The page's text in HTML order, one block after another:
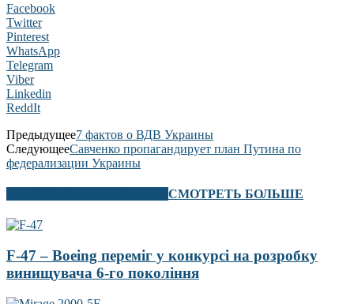
Facebook
Twitter
Pinterest
WhatsApp
Telegram
Viber
Linkedin
ReddIt
Предыдущее7 фактов о ВДВ Украины
СледующееСавченко пропагандирует план Путина по
федерализации Украины
СМОТРЕТЬ БОЛЬШЕ
F-47 – Boeing переміг у конкурсі на розробку
винищувача 6-го покоління